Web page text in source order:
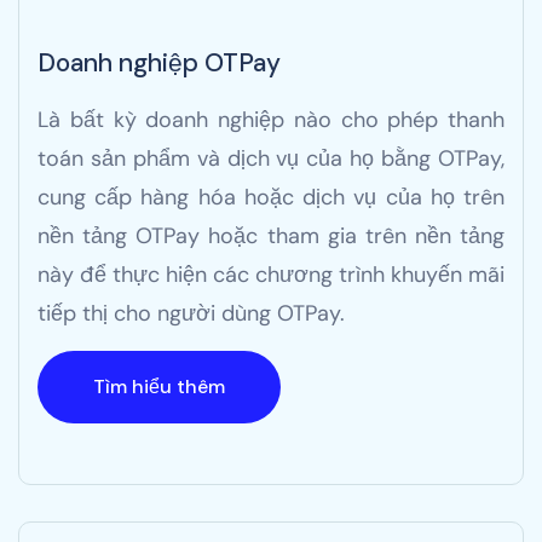
Doanh nghiệp OTPay
Là bất kỳ doanh nghiệp nào cho phép thanh
toán sản phẩm và dịch vụ của họ bằng OTPay,
cung cấp hàng hóa hoặc dịch vụ của họ trên
nền tảng OTPay hoặc tham gia trên nền tảng
này để thực hiện các chương trình khuyến mãi
tiếp thị cho người dùng OTPay.
Tìm hiểu thêm